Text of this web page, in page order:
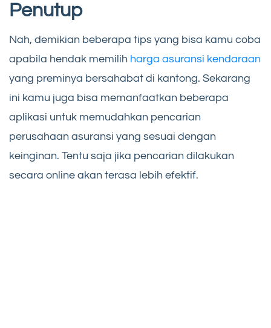
Penutup
Nah, demikian beberapa tips yang bisa kamu coba
apabila hendak memilih harga asuransi kendaraan
yang preminya bersahabat di kantong. Sekarang
ini kamu juga bisa memanfaatkan beberapa
aplikasi untuk memudahkan pencarian
perusahaan asuransi yang sesuai dengan
keinginan. Tentu saja jika pencarian dilakukan
secara online akan terasa lebih efektif.